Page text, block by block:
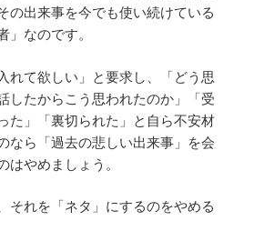
の出来事を今でも使い続けている
」なのです。
れて欲しい」と要求し、「どう思
したからこう思われたのか」「受
た」「裏切られた」と自ら不安材
なら「過去の悲しい出来事」を会
はやめましょう。
それを「ネタ」にするのをやめる